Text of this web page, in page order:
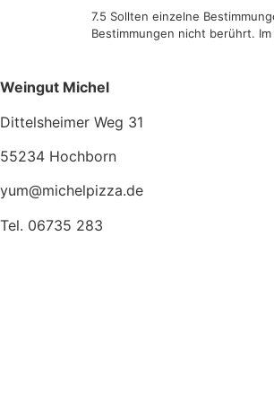
7.5 Sollten einzelne
Bestimmungen nicht berührt.
Weingut Michel
Dittelsheimer Weg 31
55234 Hochborn
yum@michelpizza.de
Tel. 06735 283